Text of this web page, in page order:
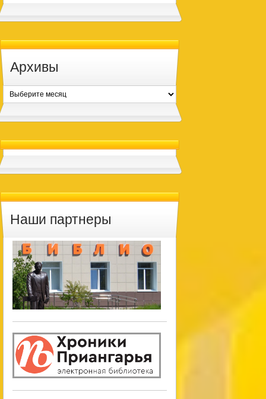
Архивы
Архивы
Наши партнеры